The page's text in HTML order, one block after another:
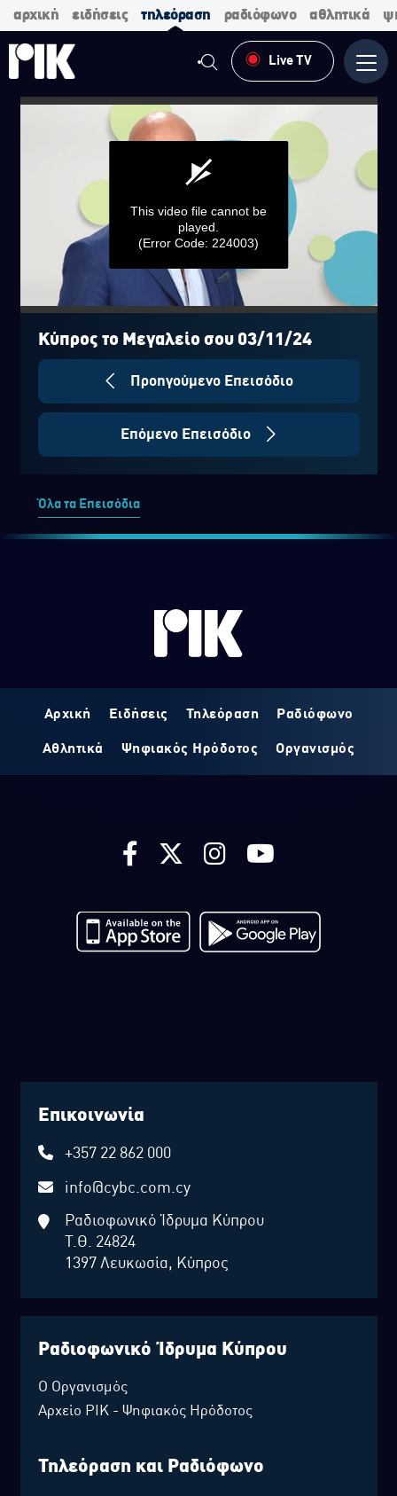
αρχική ειδήσεις τηλεόραση ραδιόφωνο αθλητικά
Live TV
0
seconds
seconds
This video file cannot be
played.
(Error Code: 224003)
Κύπρος το Μεγαλείο σου 03/11/24
Προηγούμενο Επεισόδιο
Επόμενο Επεισόδιο
Όλα τα Επεισόδια
Αρχική Ειδήσεις Τηλεόραση Ραδιόφωνο
Αθλητικά Ψηφιακός Ηρόδοτος Οργανισμός
Επικοινωνία
+357 22 862 000
info@cybc.com.cy
Ραδιοφωνικό Ίδρυμα Κύπρου
Τ.Θ. 24824
1397 Λευκωσία, Κύπρος
Ραδιοφωνικό Ίδρυμα Κύπρου
Ο Οργανισμός
Αρχείο ΡΙΚ - Ψηφιακός Ηρόδοτος
Τηλεόραση και Ραδιόφωνο